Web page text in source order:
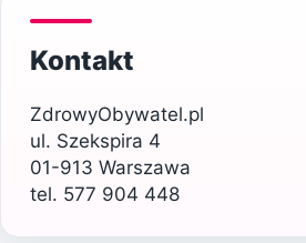
Kontakt
ZdrowyObywatel.pl
ul. Szekspira 4
01-913 Warszawa
tel. 577 904 448